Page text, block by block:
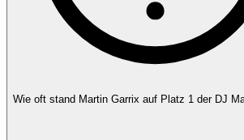
Wie oft stand Martin Garrix auf Platz 1 der DJ